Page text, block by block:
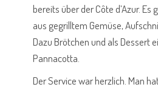
bereits über der Côte d’Azur.
aus gegrilltem Gemüse,
Dazu Brötchen und als Dessert
Pannacotta.
Der Service war herzlich. Man